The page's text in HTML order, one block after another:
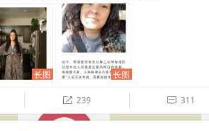
长图 长图
 239  311